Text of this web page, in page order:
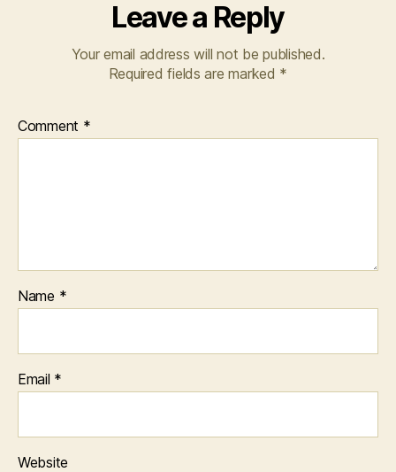
Leave a Reply
Your email address will not be published.
Required fields are marked *
Comment *
Name *
Email *
Website